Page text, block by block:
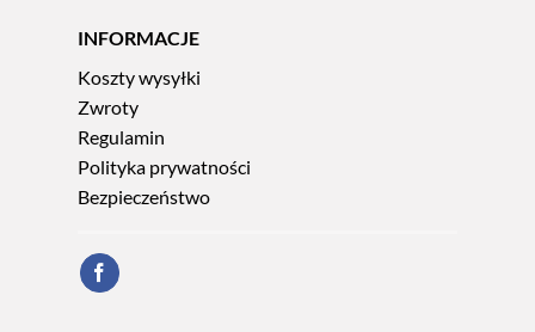
INFORMACJE
Koszty wysyłki
Zwroty
Regulamin
Polityka prywatności
Bezpieczeństwo